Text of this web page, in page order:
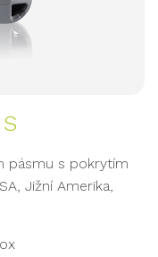
pásmu s pokrytím
Jižní Amerika,